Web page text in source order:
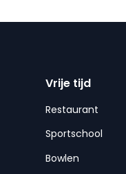
Vrije tijd
Restaurant
Sportschool
Bowlen